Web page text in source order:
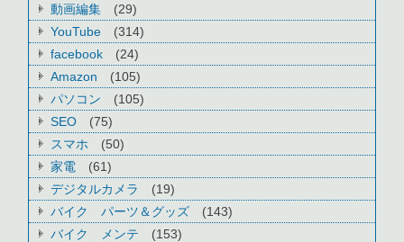
動画編集
(29)
YouTube
(314)
facebook
(24)
Amazon
(105)
パソコン
(105)
SEO
(75)
スマホ
(50)
家電
(61)
デジタルカメラ
(19)
バイク パーツ＆グッズ
(143)
バイク メンテ
(153)